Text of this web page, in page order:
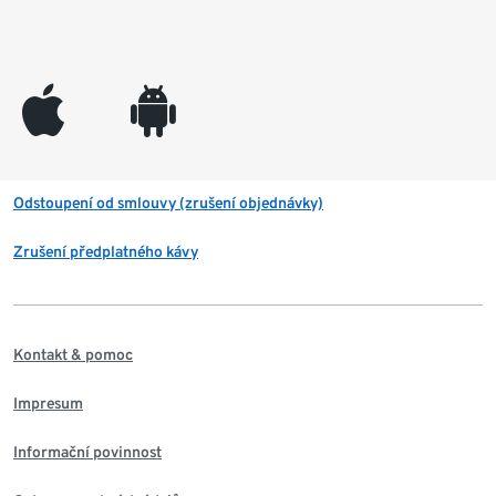
appleinc android
Odstoupení od smlouvy (zrušení objednávky)
Zrušení předplatného kávy
Kontakt & pomoc
Impresum
Informační povinnost